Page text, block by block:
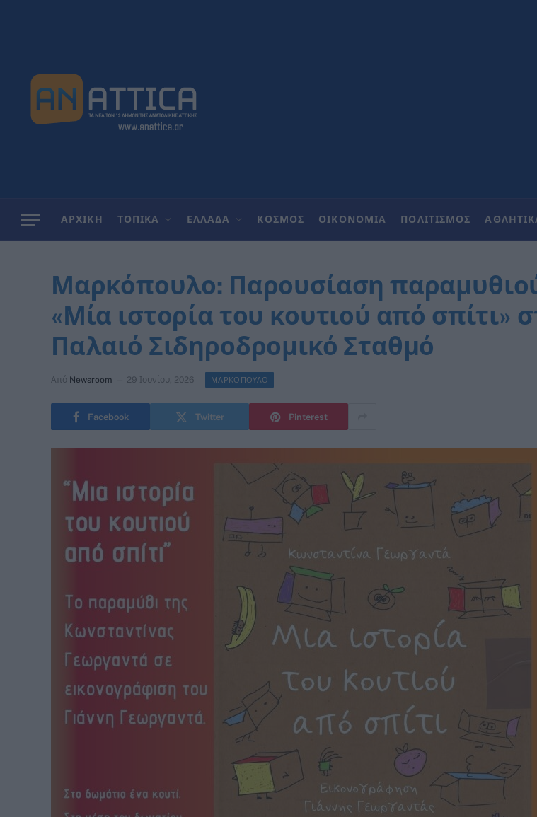
ΑΡΧΙΚΗ ΤΟΠΙΚΑ ΕΛΛΑΔΑ ΚΟΣΜΟΣ ΟΙΚΟΝΟΜΙΑ ΠΟΛΙΤΙΣΜΟΣ
Μαρκόπουλο: Παρουσίαση
«Μία ιστορία του κουτιού από σπίτι»
Παλαιό Σιδηροδρομικό Σταθμό
Από Newsroom 29 Ιουνίου, 2026 ΜΑΡΚΟΠΟΥΛΟ
Facebook Twitter Pinterest